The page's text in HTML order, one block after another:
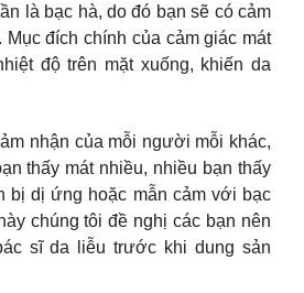
là bạc hà, do đó bạn sẽ có cảm
Mục đích chính của cảm giác mát
độ trên mặt xuống, khiến da
nhận của mỗi người mỗi khác,
thấy mát nhiều, nhiều bạn thấy
bị dị ứng hoặc mẫn cảm với bạc
chúng tôi đề nghị các bạn nên
sĩ da liễu trước khi dung sản